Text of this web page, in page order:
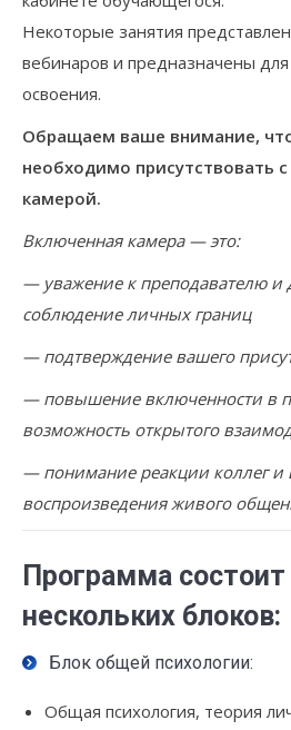
Некоторые занятия
вебинаров и предназначены для
освоения.
Обращаем ваше внимание,
необходимо присутствовать
камерой.
Включенная камера — это:
— уважение к преподавателю и
соблюдение личных границ
— подтверждение вашего
— повышение включенности в
возможность открытого
— понимание реакции коллег и
воспроизведения живого
Программа состоит
нескольких блоков:
Блок общей психологии:
Общая психология, теория